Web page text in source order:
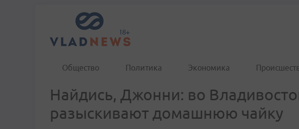
Общество Политика Экономика
Найдись, Джонни: во
разыскивают домашнюю чайку